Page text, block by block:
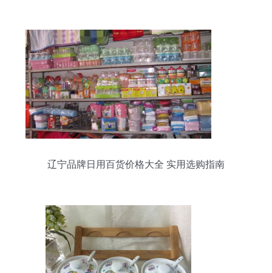
辽宁品牌日用百货价格大全 实用选购指南